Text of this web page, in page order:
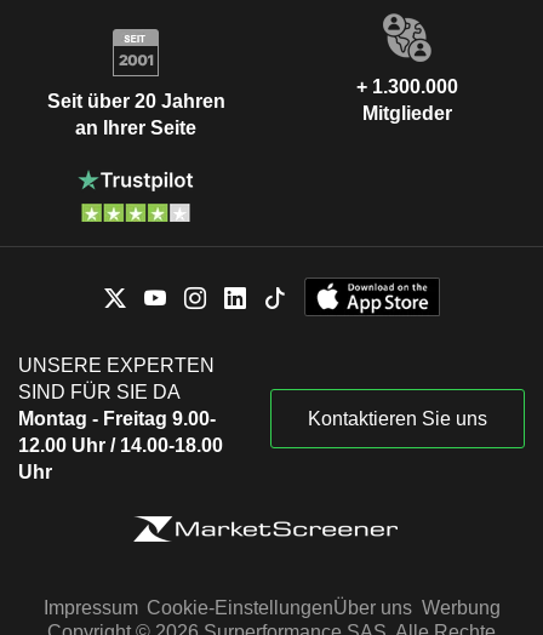
Seit über 20 Jahren
an Ihrer Seite
+ 1.300.000
Mitglieder
UNSERE EXPERTEN
SIND FÜR SIE DA
Montag - Freitag 9.00-
12.00 Uhr / 14.00-18.00
Uhr
Kontaktieren Sie uns
Impressum Cookie-EinstellungenÜber uns Werbung